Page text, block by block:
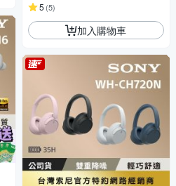
5 (5)
加入購物車